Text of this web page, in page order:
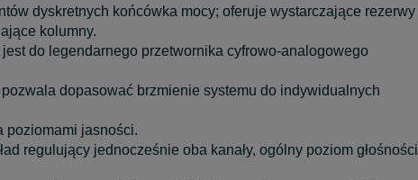
dyskretnych końcówka mocy; oferuje wystarczające rezerwy
kolumny.
do legendarnego przetwornika cyfrowo-analogowego
dopasować brzmienie systemu do indywidualnych
poziomami jasności.
regulujący jednocześnie oba kanały, ogólny poziom głośności